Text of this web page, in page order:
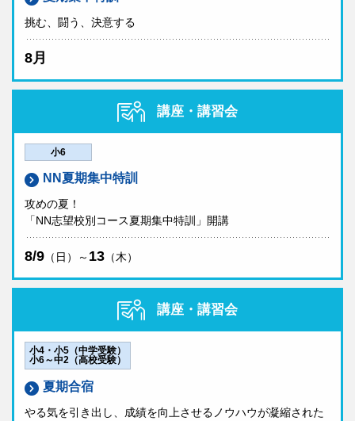
挑む、闘う、決意する
8月
講座・講習会
小6
NN夏期集中特訓
攻めの夏！
「NN志望校別コース夏期集中特訓」開講
8/9 （日）～ 13 （木）
講座・講習会
小4・小5（中学受験）
小6～中2（高校受験）
夏期合宿
やる気を引き出し、成績を向上させるノウハウが凝縮された